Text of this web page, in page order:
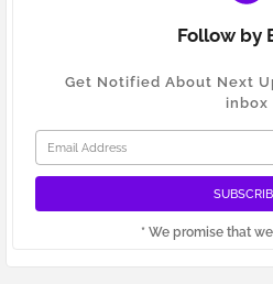
Follow by
Get Notified About Next
inbox
* We promise that